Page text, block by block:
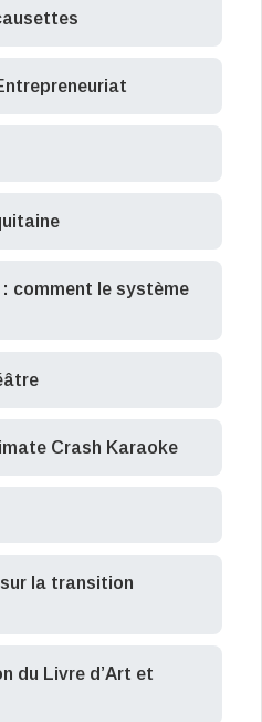
comment le système
Crash Karaoke
la transition
du Livre d’Art et